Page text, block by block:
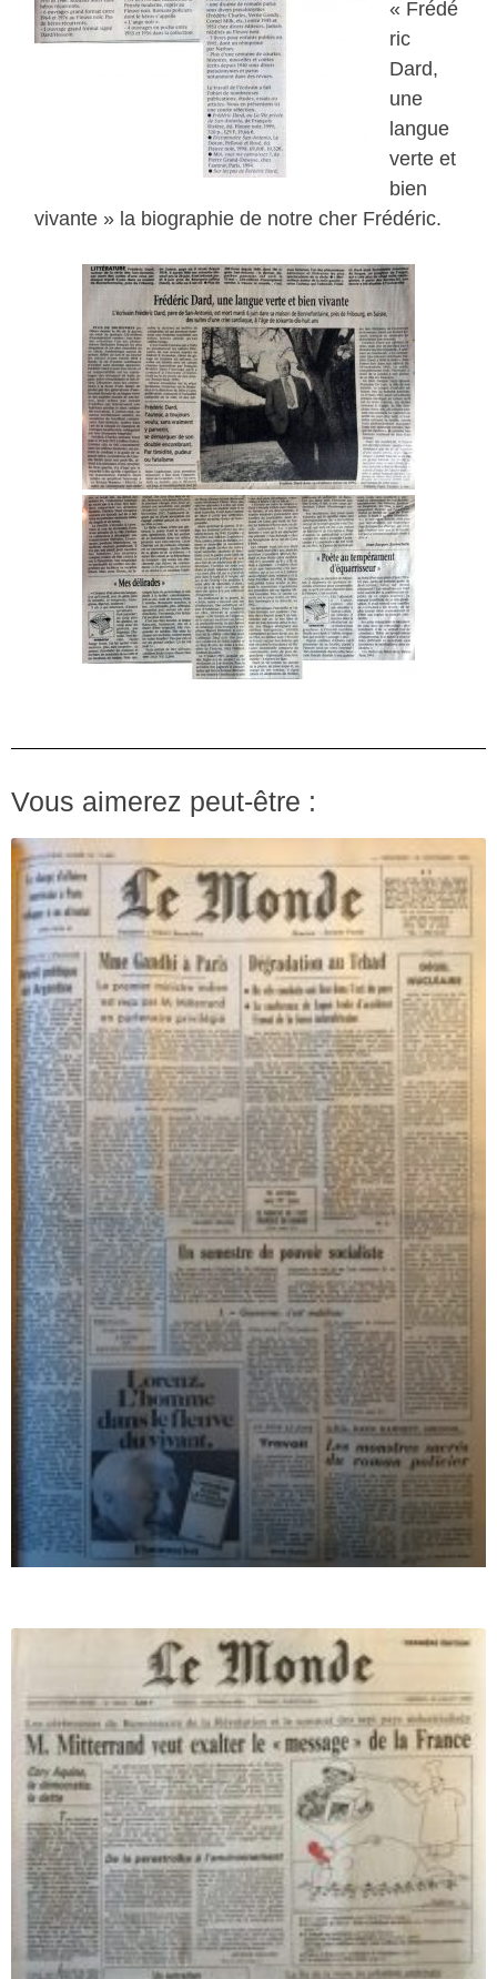
« Frédé
ric
Dard,
une
langue
verte et
bien
vivante » la biographie de notre cher Frédéric.
Vous aimerez peut-être :